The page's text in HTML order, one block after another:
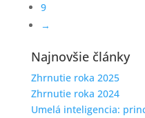
9
→
Najnovšie články
Zhrnutie roka 2025
Zhrnutie roka 2024
Umelá inteligencia: